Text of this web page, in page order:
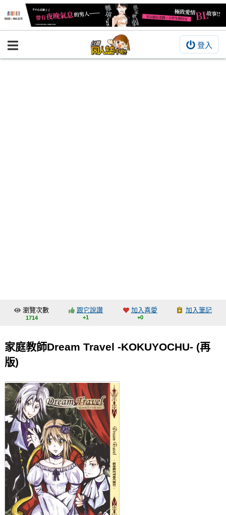
登入
BOOKY書集倉庫
交流中心
會員功能選單
註冊會員
登入
瀏覽次數
1714
跟它說讚
+1
加入喜愛
+0
加入筆記
家庭教師Dream Travel -KOKUYOCHU- (再
版)